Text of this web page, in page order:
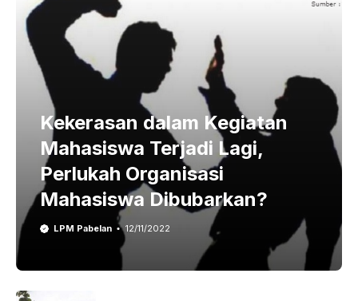
Kekerasan dalam Kegiatan
Mahasiswa Terjadi Lagi,
Perlukah Organisasi
Mahasiswa Dibubarkan?
LPM Pabelan 12/11/2022